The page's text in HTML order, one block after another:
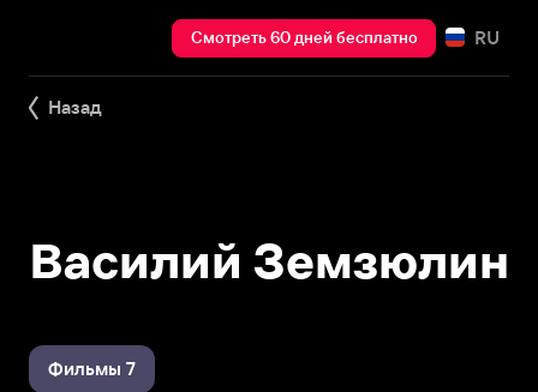
Смотреть 60 дней бесплатно RU
Назад
Василий Земзюлин
Фильмы 7